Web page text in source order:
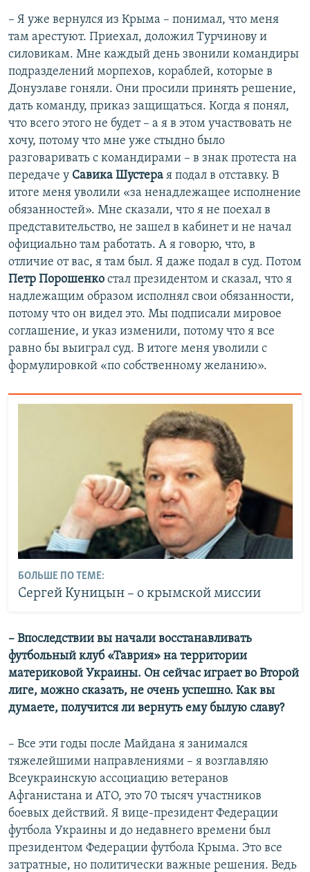
– Я уже вернулся из Крыма – понимал, что меня
там арестуют. Приехал, доложил Турчинову и
силовикам. Мне каждый день звонили командиры
подразделений морпехов, кораблей, которые в
Донузлаве гоняли. Они просили принять решение,
дать команду, приказ защищаться. Когда я понял,
что всего этого не будет – а я в этом участвовать не
хочу, потому что мне уже стыдно было
разговаривать с командирами – в знак протеста на
передаче у Савика Шустера я подал в отставку. В
итоге меня уволили «за ненадлежащее исполнение
обязанностей». Мне сказали, что я не поехал в
представительство, не зашел в кабинет и не начал
официально там работать. А я говорю, что, в
отличие от вас, я там был. Я даже подал в суд. Потом
Петр Порошенко стал президентом и сказал, что я
надлежащим образом исполнял свои обязанности,
потому что он видел это. Мы подписали мировое
соглашение, и указ изменили, потому что я все
равно бы выиграл суд. В итоге меня уволили с
формулировкой «по собственному желанию».
БОЛЬШЕ ПО ТЕМЕ:
Сергей Куницын – о крымской миссии
– Впоследствии вы начали восстанавливать
футбольный клуб «Таврия» на территории
материковой Украины. Он сейчас играет во Второй
лиге, можно сказать, не очень успешно. Как вы
думаете, получится ли вернуть ему былую славу?
– Все эти годы после Майдана я занимался
тяжелейшими направлениями – я возглавляю
Всеукраинскую ассоциацию ветеранов
Афганистана и АТО, это 70 тысяч участников
боевых действий. Я вице-президент Федерации
футбола Украины и до недавнего времени был
президентом Федерации футбола Крыма. Это все
затратные, но политически важные решения. Ведь